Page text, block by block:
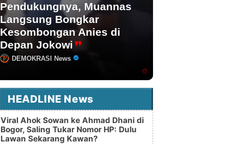
Pendukungnya, Muannas
Langsung Bongkar
Kesombongan Anies di
Depan Jokowi
DEMOKRASI News
HEADLINE News
Viral Ahok Sowan ke Ahmad Dhani di
Bogor, Saling Tukar Nomor HP: Dulu
Lawan Sekarang Kawan?